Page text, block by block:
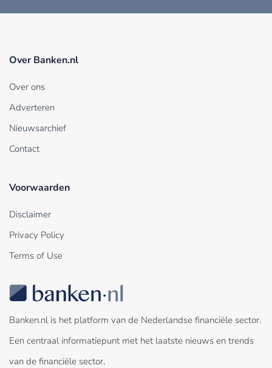
Over Banken.nl
Over ons
Adverteren
Nieuwsarchief
Contact
Voorwaarden
Disclaimer
Privacy Policy
Terms of Use
Banken.nl is het platform van de Nederlandse financiële sector.
Een centraal informatiepunt met het laatste nieuws en trends
van de financiële sector.